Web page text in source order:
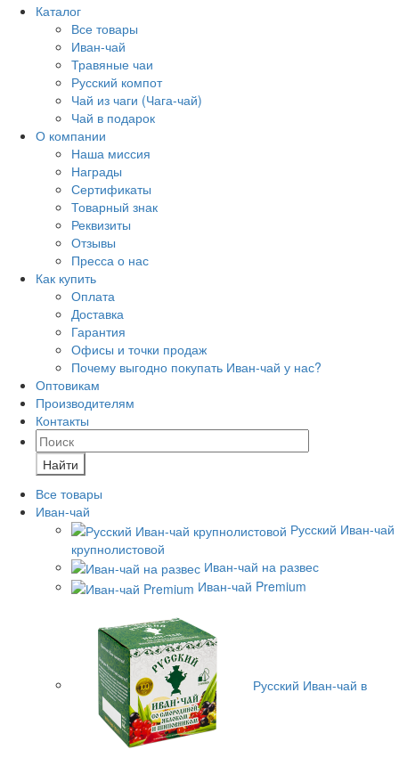
Каталог
Все товары
Иван-чай
Травяные чаи
Русский компот
Чай из чаги (Чага-чай)
Чай в подарок
О компании
Наша миссия
Награды
Сертификаты
Товарный знак
Реквизиты
Отзывы
Пресса о нас
Как купить
Оплата
Доставка
Гарантия
Офисы и точки продаж
Почему выгодно покупать Иван-чай у нас?
Оптовикам
Производителям
Контакты
Найти
Все товары
Иван-чай
Русский Иван-чай
крупнолистовой
Иван-чай на развес
Иван-чай Premium
Русский Иван-чай в